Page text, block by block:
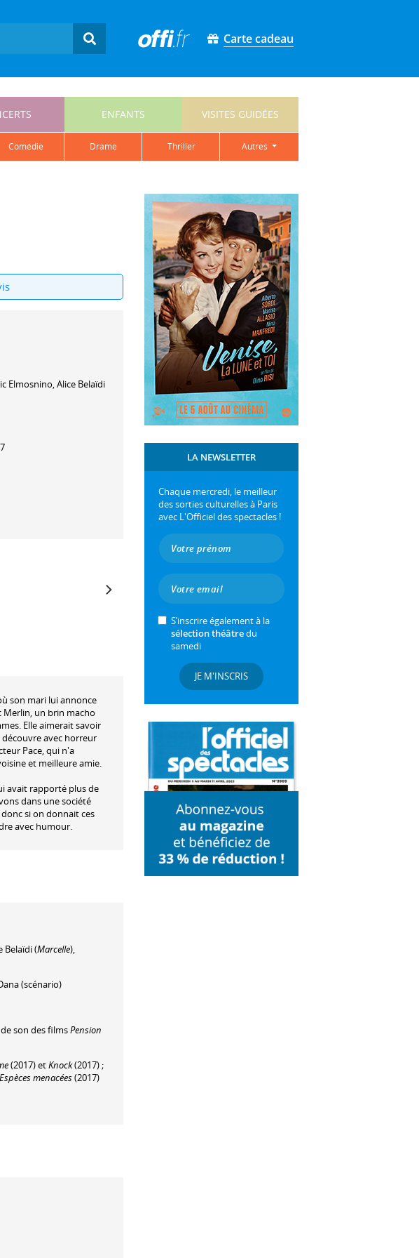
Carte cadeau
ENFANTS VISITES GUIDÉES
comédie drame thriller autres
Elmosnino,Alice Belaïdi
son mari lui annonce
Merlin, un brin macho
Elle aimerait savoir
avec horreur
Pace, qui n'a
et meilleure amie.
avait rapporté plus de
dans une société
si on donnait ces
avec humour.
Belaïdi(Marcelle),
(scénario)
son des filmsPension
(2017) etKnock(2017) ;
Espèces menacées(2017)
LA NEWSLETTER
Chaque mercredi, le meilleur
des sorties culturelles à Paris
avec L'Officiel des spectacles !
S’inscrire également à la
sélection théâtredu
samedi
JE M'INSCRIS